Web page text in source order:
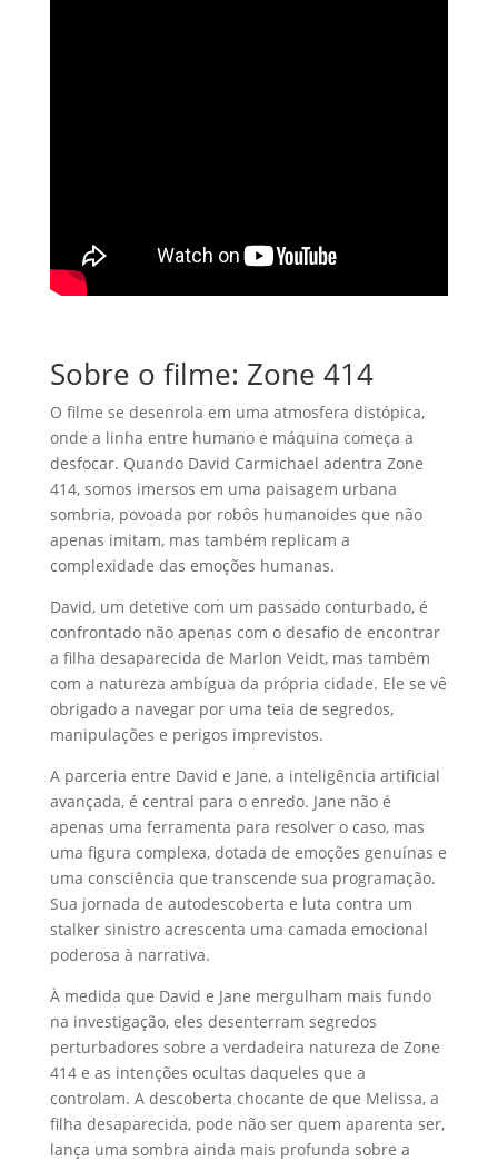
Sobre o filme: Zone 414
O filme se desenrola em uma atmosfera distópica,
onde a linha entre humano e máquina começa a
desfocar. Quando David Carmichael adentra Zone
414, somos imersos em uma paisagem urbana
sombria, povoada por robôs humanoides que não
apenas imitam, mas também replicam a
complexidade das emoções humanas.
David, um detetive com um passado conturbado, é
confrontado não apenas com o desafio de encontrar
a filha desaparecida de Marlon Veidt, mas também
com a natureza ambígua da própria cidade. Ele se vê
obrigado a navegar por uma teia de segredos,
manipulações e perigos imprevistos.
A parceria entre David e Jane, a inteligência artificial
avançada, é central para o enredo. Jane não é
apenas uma ferramenta para resolver o caso, mas
uma figura complexa, dotada de emoções genuínas e
uma consciência que transcende sua programação.
Sua jornada de autodescoberta e luta contra um
stalker sinistro acrescenta uma camada emocional
poderosa à narrativa.
À medida que David e Jane mergulham mais fundo
na investigação, eles desenterram segredos
perturbadores sobre a verdadeira natureza de Zone
414 e as intenções ocultas daqueles que a
controlam. A descoberta chocante de que Melissa, a
filha desaparecida, pode não ser quem aparenta ser,
lança uma sombra ainda mais profunda sobre a